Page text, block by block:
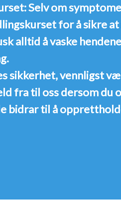
Selv om
for å sikre
alltid å vaske
sikkerhet, vennligst
fra til oss dersom
bidrar til å